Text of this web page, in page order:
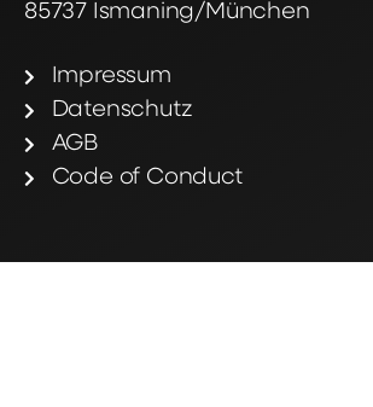
85737 Ismaning/München
Impressum
Datenschutz
AGB
Code of Conduct